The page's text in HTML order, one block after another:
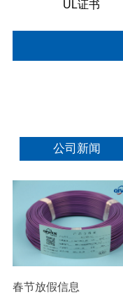
UL证书
公司新闻
春节放假信息